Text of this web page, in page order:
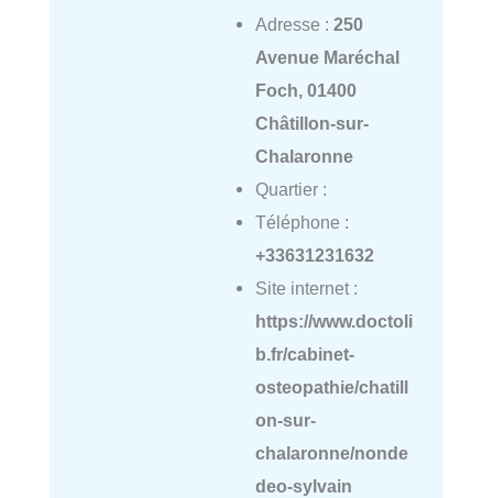
Adresse : 250
Avenue Maréchal
Foch, 01400
Châtillon-sur-
Chalaronne
Quartier :
Téléphone :
+33631231632
Site internet :
https://www.doctoli
b.fr/cabinet-
osteopathie/chatill
on-sur-
chalaronne/nonde
deo-sylvain